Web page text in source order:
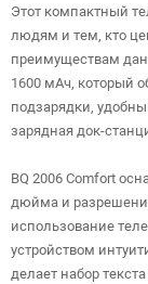
Этот компактный
людям и тем, кто
преимуществам
1600 мАч, который
подзарядки,
зарядная док-
BQ 2006 Comfort
дюйма и
использование
устройством
делает набор